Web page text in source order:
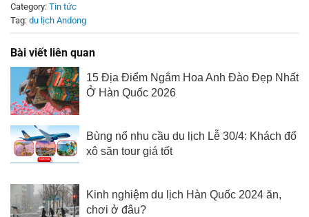
Category: Tin tức
Tag: du lịch Andong
Bài viết liên quan
15 Địa Điểm Ngắm Hoa Anh Đào Đẹp Nhất
Ở Hàn Quốc 2026
Bùng nổ nhu cầu du lịch Lễ 30/4: Khách đổ
xô săn tour giá tốt
Kinh nghiệm du lịch Hàn Quốc 2024 ăn,
chơi ở đâu?